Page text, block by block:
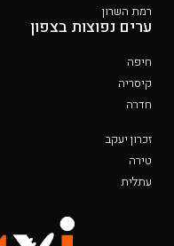
רמת השרון
ערים נפוצות בצפון
חיפה
קיסריה
חדרה
זכרון יעקב
טירה
עתלית